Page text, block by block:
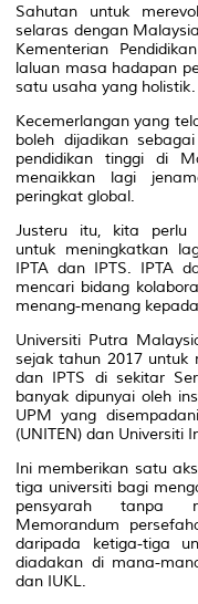
Sahutan untuk
selaras dengan
Kementerian
laluan masa hadapan
satu usaha yang holistik.
Kecemerlangan yang
boleh dijadikan
pendidikan tinggi di
menaikkan lagi
peringkat global.
Justeru itu, kita perlu
untuk meningkatkan
IPTA dan IPTS. IPTA
mencari bidang
menang-menang
Universiti Putra
sejak tahun 2017 untuk
dan IPTS di sekitar
banyak dipunyai oleh
UPM yang
(UNITEN) dan Universiti
Ini memberikan satu
tiga universiti bagi
pensyarah tanpa
Memorandum
daripada ketiga-tiga
diadakan di mana-
dan IUKL.